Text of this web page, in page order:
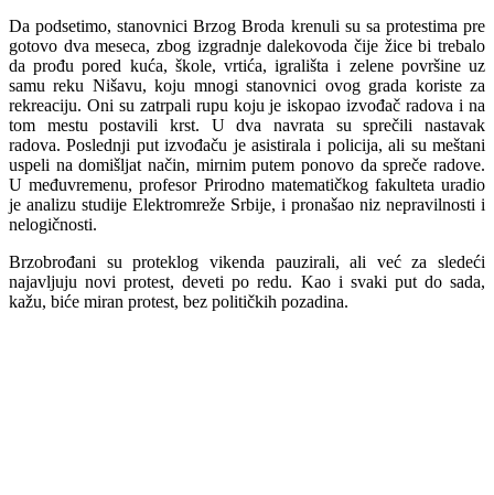
Da podsetimo, stanovnici Brzog Broda krenuli su sa protestima pre
gotovo dva meseca, zbog izgradnje dalekovoda čije žice bi trebalo
da prođu pored kuća, škole, vrtića, igrališta i zelene površine uz
samu reku Nišavu, koju mnogi stanovnici ovog grada koriste za
rekreaciju. Oni su zatrpali rupu koju je iskopao izvođač radova i na
tom mestu postavili krst. U dva navrata su sprečili nastavak
radova. Poslednji put izvođaču je asistirala i policija, ali su meštani
uspeli na domišljat način, mirnim putem ponovo da spreče radove.
U međuvremenu, profesor Prirodno matematičkog fakulteta uradio
je analizu studije Elektromreže Srbije, i pronašao niz nepravilnosti i
nelogičnosti.
Brzobrođani su proteklog vikenda pauzirali, ali već za sledeći
najavljuju novi protest, deveti po redu. Kao i svaki put do sada,
kažu, biće miran protest, bez političkih pozadina.